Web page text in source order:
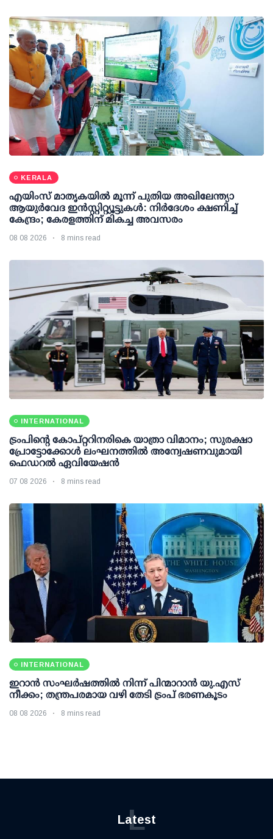
KERALA
എയിംസ് മാതൃകയില്‍ മൂന്ന് പുതിയ അഖിലേന്ത്യാ
ആയുര്‍വേദ ഇന്‍സ്റ്റിറ്റ്യൂട്ടുകള്‍: നിര്‍ദേശം ക്ഷണിച്ച്
കേന്ദ്രം; കേരളത്തിന് മികച്ച അവസരം
08 08 2026 8 mins read
INTERNATIONAL
ട്രംപിന്റെ കോപ്റ്ററിനരികെ യാത്രാ വിമാനം; സുരക്ഷാ
പ്രോട്ടോക്കോള്‍ ലംഘനത്തില്‍ അന്വേഷണവുമായി
ഫെഡറല്‍ ഏവിയേഷന്‍
07 08 2026 8 mins read
INTERNATIONAL
ഇറാന്‍ സംഘര്‍ഷത്തില്‍ നിന്ന് പിന്മാറാന്‍ യു.എസ്
നീക്കം; തന്ത്രപരമായ വഴി തേടി ട്രംപ് ഭരണകൂടം
08 08 2026 8 mins read
Latest
L